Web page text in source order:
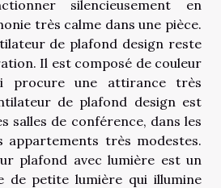
silencieusement en
très calme dans une pièce.
de plafond design reste
Il est composé de couleur
procure une attirance très
de plafond design est
salles de conférence, dans les
appartements très modestes.
plafond avec lumière est un
de petite lumière qui illumine